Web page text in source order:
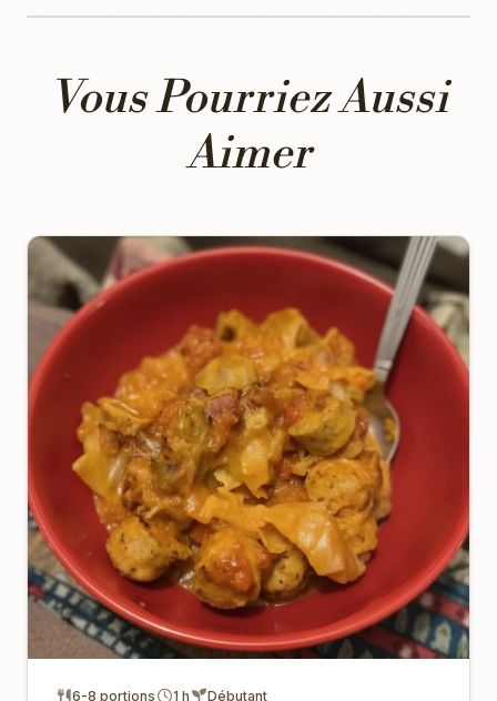
Vous Pourriez Aussi
Aimer
6-8 portions 1 h Débutant